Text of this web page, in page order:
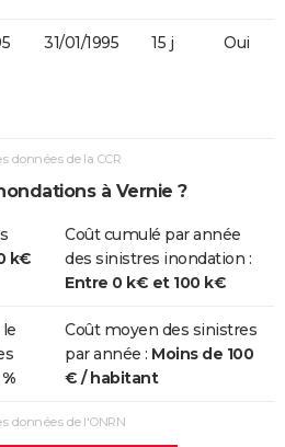
31/01/1995 15 j Oui
données de la CCR
à Vernie ?
k€
Coût cumulé par année
des sinistres inondation :
Entre 0 k€ et 100 k€
Coût moyen des sinistres
par année : Moins de 100
€ / habitant
données de l'ONRN